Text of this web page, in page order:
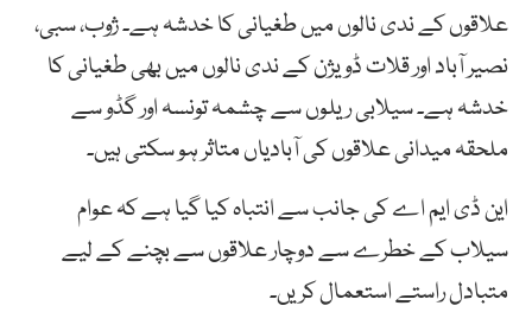
علاقوں کے ندی نالوں میں طغیانی کا خدشہ ہے۔ ژوب، سبی،
نصیر آباد اور قلات ڈویژن کے ندی نالوں میں بھی طغیانی کا
خدشہ ہے۔ سیلابی ریلوں سے چشمہ تونسہ اور گڈو سے
ملحقہ میدانی علاقوں کی آبادیاں متاثر ہو سکتی ہیں۔
این ڈی ایم اے کی جانب سے انتباہ کیا گیا ہے کہ عوام
سیلاب کے خطرے سے دوچار علاقوں سے بچنے کے لیے
متبادل راستے استعمال کریں۔